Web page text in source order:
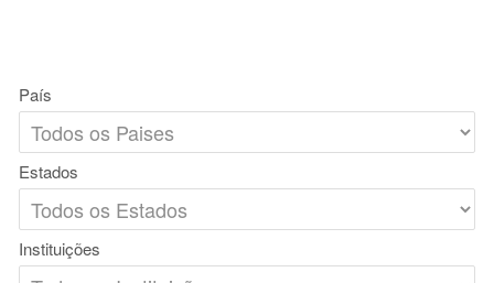
País
Estados
Instituições